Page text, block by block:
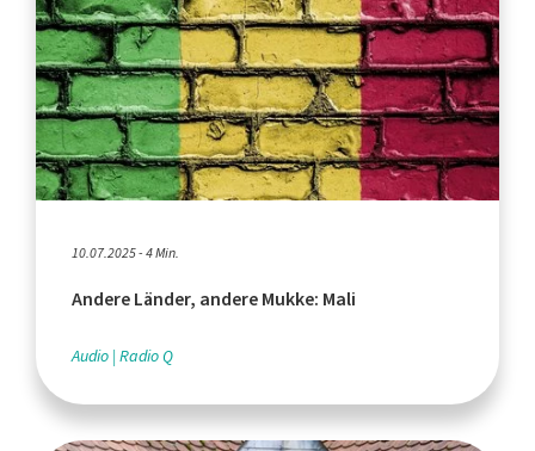
10.07.2025 - 4 Min.
Andere Länder, andere Mukke: Mali
Audio Radio Q